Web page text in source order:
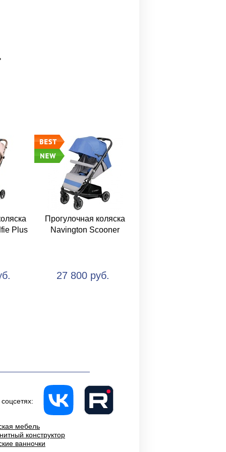
Plus
Прогулочная коляска
Navington Scooner
27 800 руб.
мебель
конструктор
ванночки